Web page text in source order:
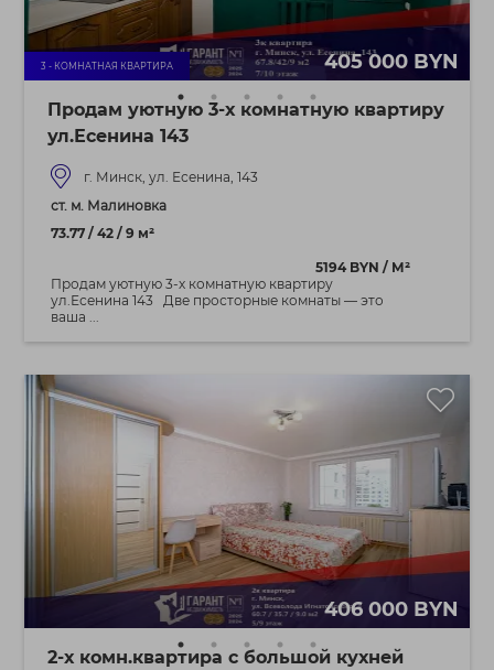
3 - КОМНАТНАЯ КВАРТИРА 405 000 BYN
Продам уютную 3-х комнатную квартиру
ул.Есенина 143
г. Минск, ул. Есенина, 143
ст. м. Малиновка
73.77 / 42 / 9 м²
5194 BYN / М²
Продам уютную 3-х комнатную квартиру
ул.Есенина 143 Две просторные комнаты — это
ваша ...
406 000 BYN
2-х комн.квартира с большой кухней